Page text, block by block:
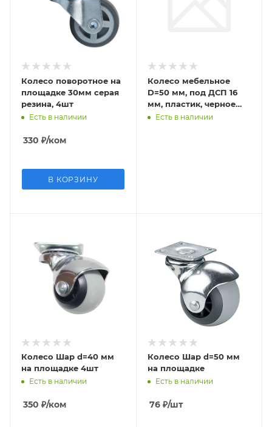
Колесо поворотное на
площадке 30мм серая
резина, 4шт
Есть в наличии
330 ₽/ком
В КОРЗИНУ
Колесо мебельное
D=50 мм, под ДСП 16
мм, пластик, черное
4штЕсть в наличии
Колесо Шар d=40 мм
на площадке 4шт
Есть в наличии
350 ₽/ком
Колесо Шар d=50 мм
на площадке
Есть в наличии
76₽/шт